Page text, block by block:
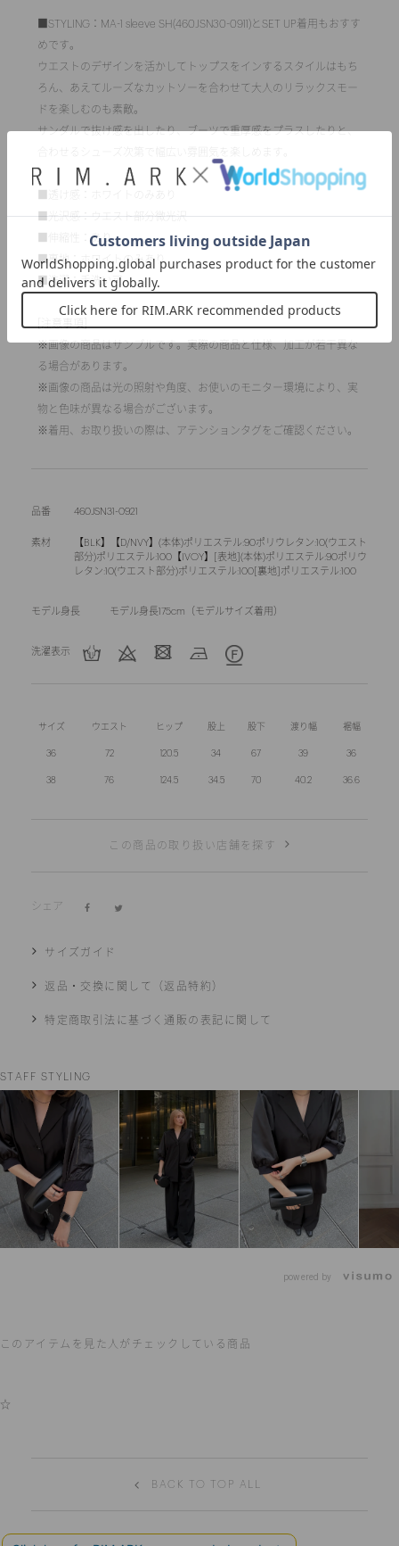
■STYLING：MA-1 sleeve SH(460JSN30-0911)とSET UP着用もおすす
めです。
ウエストのデザインを活かしてトップスをインするスタイルはもち
ろん、あえてルーズなカットソーを合わせて大人のリラックスモー
ドを楽しむのも素敵。
サンダルで抜け感を出したり、ブーツで重厚感をプラスしたりと、
合わせるシューズ次第で幅広い雰囲気を楽しめます。
■光沢感：ウエスト部分微光沢
■伸縮性：あり
■裏地：ホワイトのみあり
■洗濯：手洗い可
※画像の商品はサンプルです。実際の商品と仕様、加工が若干異な
る場合があります。
※画像の商品は光の照射や角度、お使いのモニター環境により、実
物と色味が異なる場合がございます。
※着用、お取り扱いの際は、アテンションタグをご確認ください。
品番 460JSN31-0921
素材
【BLK】【D/NVY】(本体)ポリエステル:90ポリウレタン:10(ウエスト
部分)ポリエステル:100【IVOY】[表地](本体)ポリエステル:90ポリウ
レタン:10(ウエスト部分)ポリエステル:100[裏地]ポリエステル:100
モデル身長 モデル身長175cm（モデルサイズ着用）
洗濯表示
サイズ ウエスト ヒップ 股上 股下 渡り幅 裾幅
36 72 120.5 34 67 39 36
38 76 124.5 34.5 70 40.2 36.6
この商品の取り扱い店舗を探す
シェア
サイズガイド
返品・交換に関して（返品特約）
特定商取引法に基づく通販の表記に関して
STAFF STYLING
powered by
このアイテムを見た人がチェックしている商品
☆
BACK TO TOP ALL